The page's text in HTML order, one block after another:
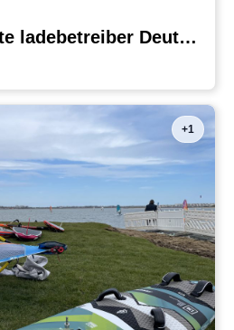
Unzuverlässigste ladebetreiber Deutschlands
+1